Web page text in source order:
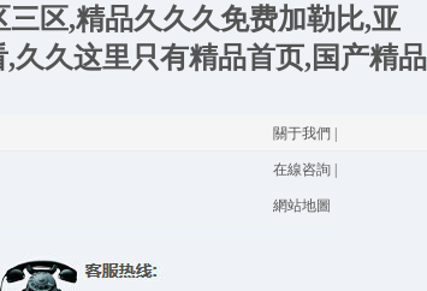
区,精品久久久免费加勒比,亚
久久这里只有精品首页,国产精品
關于我們
在線咨詢
網站地圖